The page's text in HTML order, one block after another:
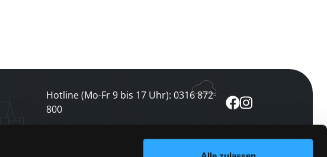
Hotline (Mo-Fr 9 bis 17 Uhr): 0316 872-
800